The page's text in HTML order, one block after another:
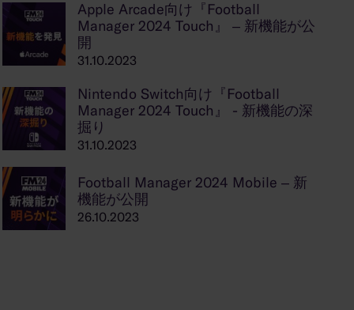
Apple Arcade向け『Football
Manager 2024 Touch』 – 新機能が公
開
31.10.2023
Nintendo Switch向け『Football
Manager 2024 Touch』 - 新機能の深
掘り
31.10.2023
Football Manager 2024 Mobile – 新
機能が公開
26.10.2023